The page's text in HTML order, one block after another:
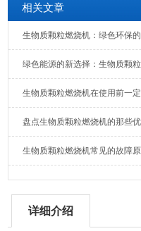
相关文章
生物质颗粒燃烧机：绿色环保
绿色能源的新选择：生物质颗
生物质颗粒燃烧机在使用前一
盘点生物质颗粒燃烧机的那些
生物质颗粒燃烧机常见的故障
详细介绍